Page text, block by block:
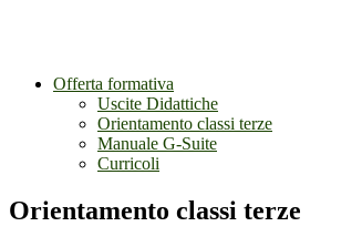
Offerta formativa
Uscite Didattiche
Orientamento classi terze
Manuale G-Suite
Curricoli
Orientamento classi terze